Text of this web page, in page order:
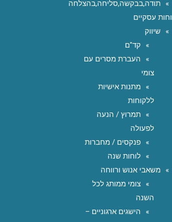
תודה,בבקשה,סליחה,בהצלחה
עסקיים
שיווק
קד"ם
העברת מסרים עם
צומי
מתנות אישיות
ללקוחות
תמרוץ / הנעה
לפעולה
פנקסים / מחברות
לוחות שנה
משאבי אנוש ורווחה
צומי ממותג לכל
השנה
הישגים ארגוניים –